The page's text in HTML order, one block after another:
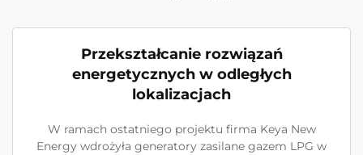
Przekształcanie rozwiązań
energetycznych w odległych
lokalizacjach
W ramach ostatniego projektu firma Keya New
Energy wdrożyła generatory zasilane gazem LPG w